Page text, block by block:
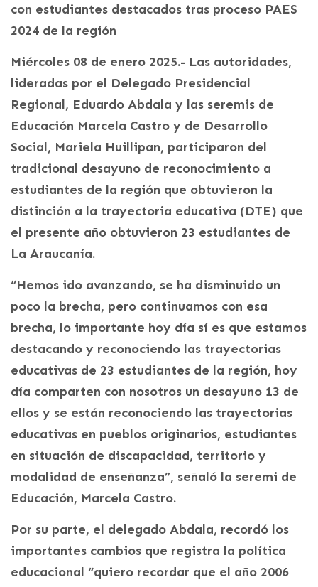
con estudiantes destacados tras proceso PAES
2024 de la región
Miércoles 08 de enero 2025.- Las autoridades,
lideradas por el Delegado Presidencial
Regional, Eduardo Abdala y las seremis de
Educación Marcela Castro y de Desarrollo
Social, Mariela Huillipan, participaron del
tradicional desayuno de reconocimiento a
estudiantes de la región que obtuvieron la
distinción a la trayectoria educativa (DTE) que
el presente año obtuvieron 23 estudiantes de
La Araucanía.
“Hemos ido avanzando, se ha disminuido un
poco la brecha, pero continuamos con esa
brecha, lo importante hoy día sí es que estamos
destacando y reconociendo las trayectorias
educativas de 23 estudiantes de la región, hoy
día comparten con nosotros un desayuno 13 de
ellos y se están reconociendo las trayectorias
educativas en pueblos originarios, estudiantes
en situación de discapacidad, territorio y
modalidad de enseñanza”, señaló la seremi de
Educación, Marcela Castro.
Por su parte, el delegado Abdala, recordó los
importantes cambios que registra la política
educacional “quiero recordar que el año 2006